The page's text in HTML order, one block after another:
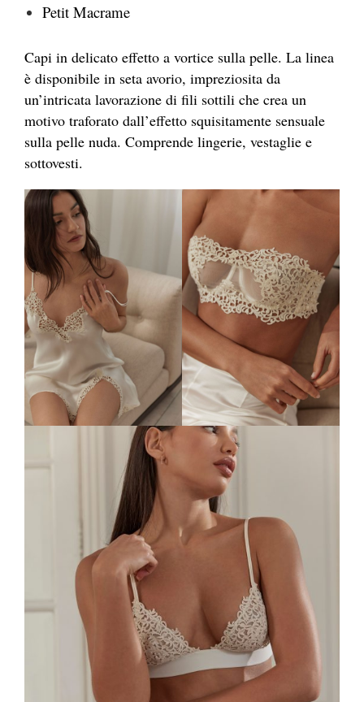
Petit Macrame
Capi in delicato effetto a vortice sulla pelle. La linea
è disponibile in seta avorio, impreziosita da
un’intricata lavorazione di fili sottili che crea un
motivo traforato dall’effetto squisitamente sensuale
sulla pelle nuda. Comprende lingerie, vestaglie e
sottovesti.